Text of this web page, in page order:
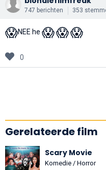
747 berichten 353
😱NEE he 😱😱😱
0
Gerelateerde film
Scary Movie
Komedie / Horror